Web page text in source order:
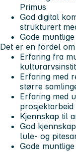
Primus
God digital
strukturert
Gode
Det er en fordel
Erfaring fra
Erfaring med
større
Erfaring med
prosjektarbeid
Kjennskap til
God
lule- og
Gode